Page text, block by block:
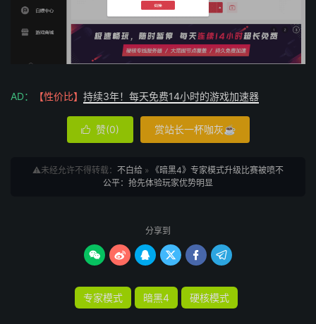
AD： 【性价比】 持续3年！每天免费14小时的游戏加速器
 赞(0) 赏站长一杯咖灰☕
⚠️未经允许不得转载： 不白给 » 《暗黑4》专家模式升级比赛被喷不
公平：抢先体验玩家优势明显
分享到
     
专家模式 暗黑4 硬核模式